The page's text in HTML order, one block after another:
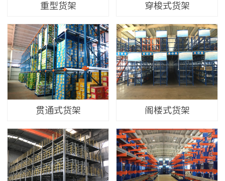
重型货架 穿梭式货架
贯通式货架 阁楼式货架